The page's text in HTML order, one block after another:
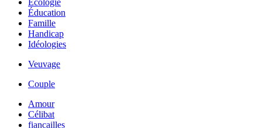
Écologie
Éducation
Famille
Handicap
Idéologies
Veuvage
Couple
Amour
Célibat
fiancailles